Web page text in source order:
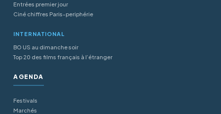
Entrées premier jour
Ciné chiffres Paris-periphérie
INTERNATIONAL
BO US au dimanche soir
Top 20 des films français à l’étranger
AGENDA
Festivals
Marchés